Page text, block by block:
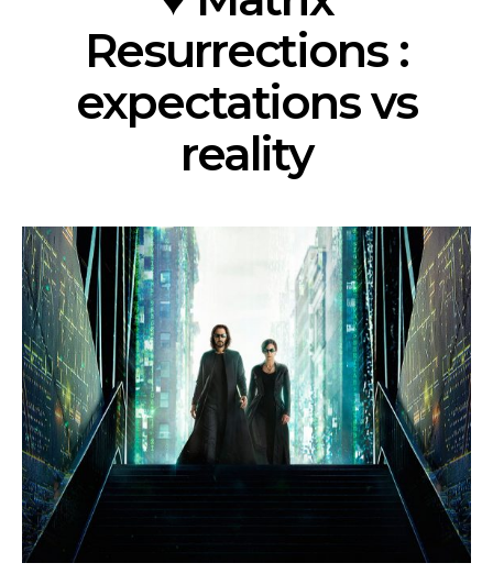
Resurrections :
expectations vs
reality